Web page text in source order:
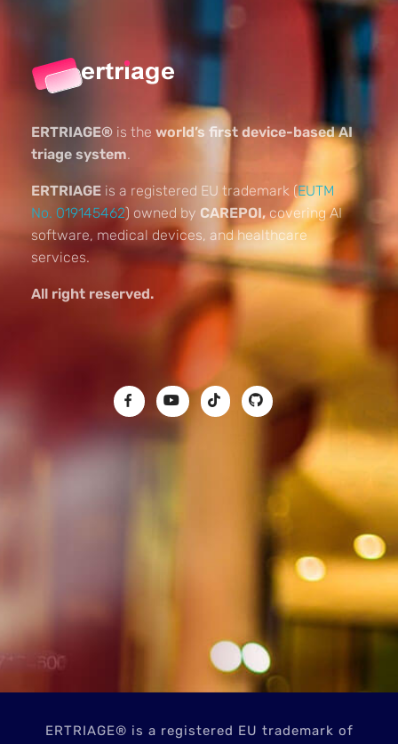
ERTRIAGE® is the world’s first device-based AI
triage system.
ERTRIAGE is a registered EU trademark (EUTM
No. 019145462) owned by CAREPOI,covering AI
software, medical devices, and healthcare
services.
All right reserved.
ERTRIAGE® is a registered EU trademark of